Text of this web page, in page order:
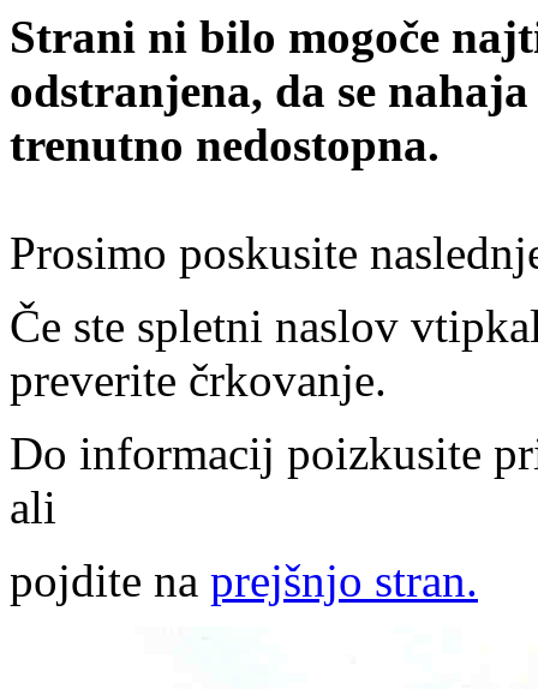
Strani ni bilo mogoče
odstranjena, da se
trenutno nedostopna.
Prosimo poskusite
Če ste spletni naslov
preverite črkovanje.
Do informacij poizkusite
ali
pojdite na prejšnjo stran.